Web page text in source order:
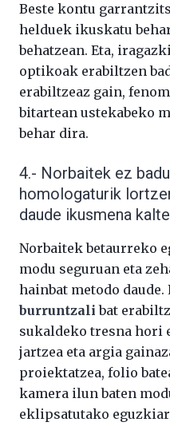
Beste kontu
helduek ikuskatu
behatzean. Eta,
optikoak erabiltzen
erabiltzeaz gain,
bitartean ustekabeko
behar dira.
4.- Norbaitek ez
homologaturik
daude ikusmena
Norbaitek betaurreko
modu seguruan eta
hainbat metodo daude.
burruntzali bat
sukaldeko tresna hori
jartzea eta argia
proiektatzea, folio
kamera ilun baten
eklipsatutako